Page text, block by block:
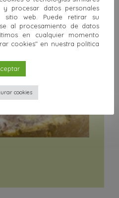
y procesar datos personales
web. Puede retirar su
al procesamiento de datos
en cualquier momento
cookies" en nuestra política
cookies